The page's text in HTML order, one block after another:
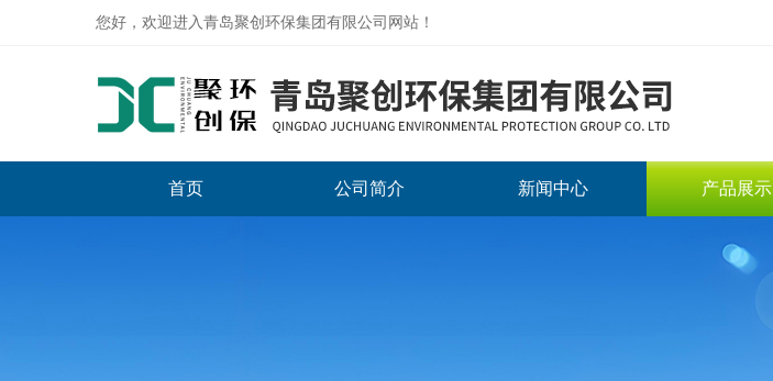
您好，欢迎进入青岛聚创环保集团有限公司网站！
首页 公司简介 新闻中心 产品展示